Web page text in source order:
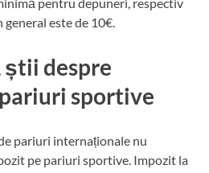
general este de 10€.
știi despre
sportive
pariuri internaționale nu
pe pariuri sportive. Impozit la